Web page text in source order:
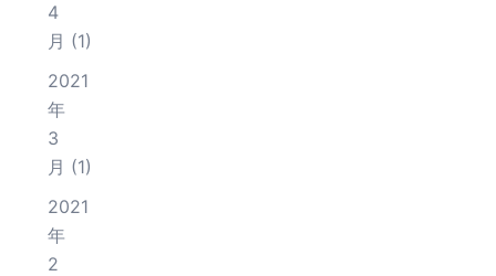
4
月 (1)
2021
年
3
月 (1)
2021
年
2